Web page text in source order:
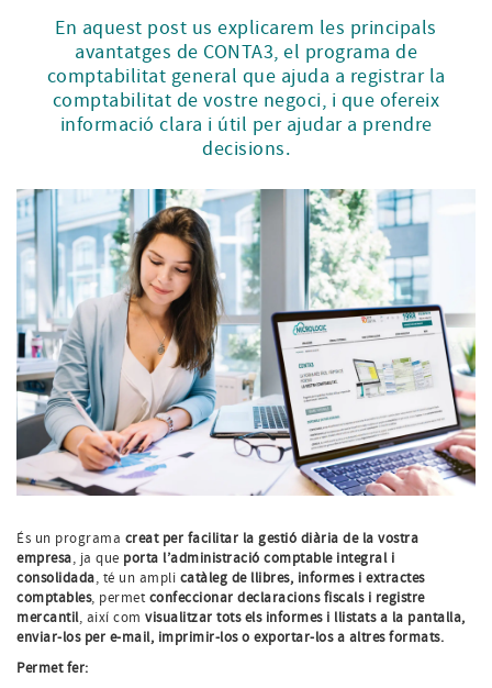
En aquest post us explicarem les principals
avantatges de CONTA3, el programa de
comptabilitat general que ajuda a registrar la
comptabilitat de vostre negoci, i que ofereix
informació clara i útil per ajudar a prendre
decisions.
És un programa creat per facilitar la gestió diària de la vostra
empresa, ja que porta l’administració comptable integral i
consolidada, té un ampli catàleg de llibres, informes i extractes
comptables, permetconfeccionar declaracions fiscals i registre
mercantil, així com visualitzar tots els informes i llistats a la pantalla,
enviar-los per e-mail, imprimir-los o exportar-los a altres formats.
Permet fer: